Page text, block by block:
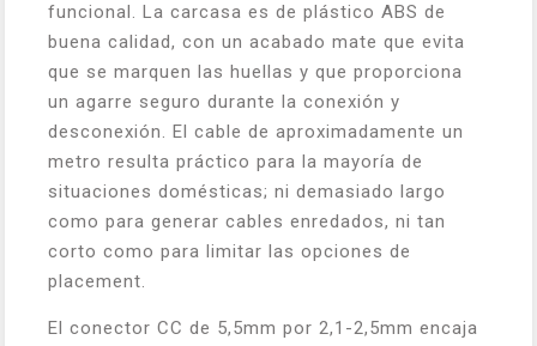
funcional. La carcasa es de plástico ABS de
buena calidad, con un acabado mate que evita
que se marquen las huellas y que proporciona
un agarre seguro durante la conexión y
desconexión. El cable de aproximadamente un
metro resulta práctico para la mayoría de
situaciones domésticas; ni demasiado largo
como para generar cables enredados, ni tan
corto como para limitar las opciones de
placement.
El conector CC de 5,5mm por 2,1-2,5mm encaja